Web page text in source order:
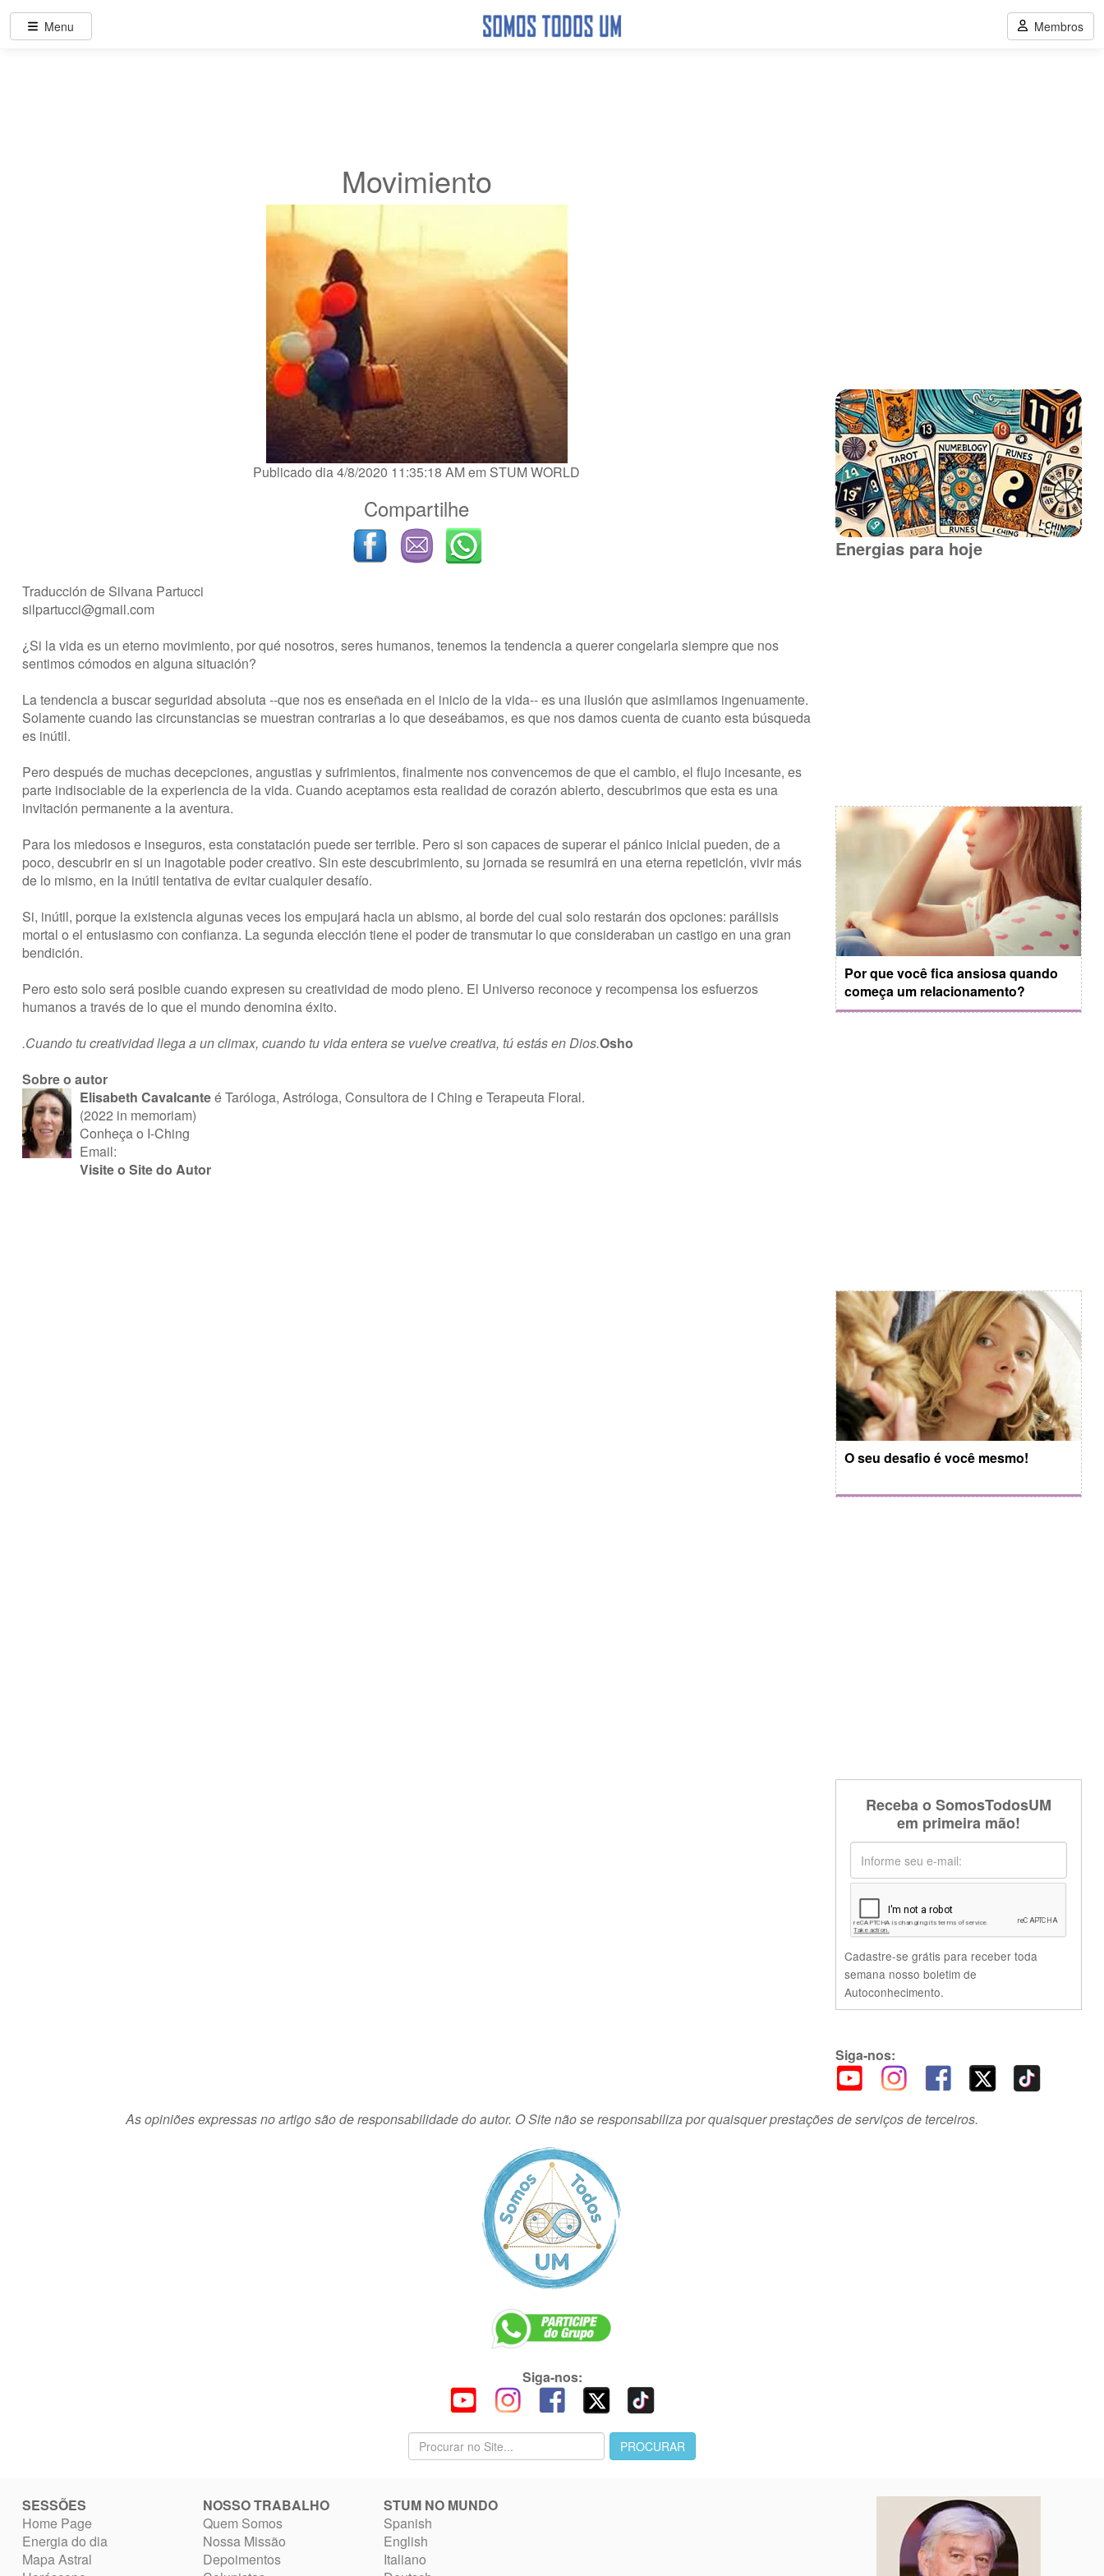
Movimiento
Publicado dia 4/8/2020 11:35:18 AM em STUM WORLD
Compartilhe
Traducción de Silvana Partucci
silpartucci@gmail.com
¿Si la vida es un eterno movimiento, por qué nosotros, seres humanos, tenemos la tendencia a querer congelarla siempre que nos
sentimos cómodos en alguna situación?
La tendencia a buscar seguridad absoluta --que nos es enseñada en el inicio de la vida-- es una ilusión que asimilamos ingenuamente.
Solamente cuando las circunstancias se muestran contrarias a lo que deseábamos, es que nos damos cuenta de cuanto esta búsqueda
es inútil.
Pero después de muchas decepciones, angustias y sufrimientos, finalmente nos convencemos de que el cambio, el flujo incesante, es
parte indisociable de la experiencia de la vida. Cuando aceptamos esta realidad de corazón abierto, descubrimos que esta es una
invitación permanente a la aventura.
Para los miedosos e inseguros, esta constatación puede ser terrible. Pero si son capaces de superar el pánico inicial pueden, de a
poco, descubrir en si un inagotable poder creativo. Sin este descubrimiento, su jornada se resumirá en una eterna repetición, vivir más
de lo mismo, en la inútil tentativa de evitar cualquier desafío.
Si, inútil, porque la existencia algunas veces los empujará hacia un abismo, al borde del cual solo restarán dos opciones: parálisis
mortal o el entusiasmo con confianza. La segunda elección tiene el poder de transmutar lo que consideraban un castigo en una gran
bendición.
Pero esto solo será posible cuando expresen su creatividad de modo pleno. El Universo reconoce y recompensa los esfuerzos
humanos a través de lo que el mundo denomina éxito.
.Cuando tu creatividad llega a un climax, cuando tu vida entera se vuelve creativa, tú estás en Dios.Osho
Sobre o autor
Elisabeth Cavalcanteé Taróloga, Astróloga, Consultora de I Ching e Terapeuta Floral.
(2022 in memoriam)
Conheça o I-Ching
Email:
Visite o Site do Autor
Energias para hoje
Por que você fica ansiosa quando
começa um relacionamento?
O seu desafio é você mesmo!
Receba o SomosTodosUM
em primeira mão!
Cadastre-se grátis para receber toda
semana nosso boletim de
Autoconhecimento.
Siga-nos:
As opiniões expressas no artigo são de responsabilidade do autor. O Site não se responsabiliza por quaisquer prestações de serviços de terceiros.
Siga-nos:
SESSÕES
Home Page
Energia do dia
Mapa Astral
NOSSO TRABALHO
Quem Somos
Nossa Missão
Depoimentos
STUM NO MUNDO
Spanish
English
Italiano
Menu Membros